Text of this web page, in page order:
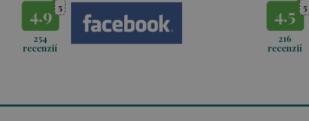
4.9 5
254
recenzií
4.5 5
216
recenzií